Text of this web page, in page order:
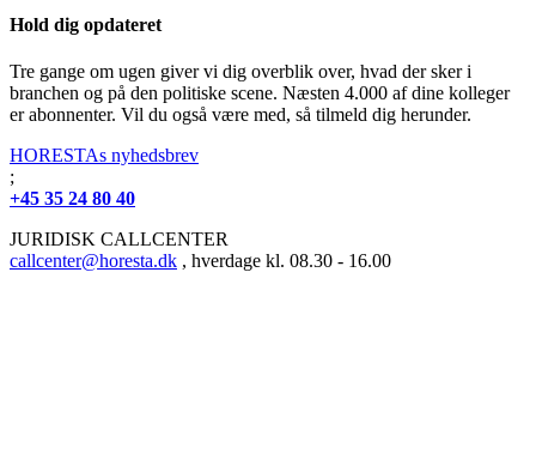
Hold dig opdateret
Tre gange om ugen giver vi dig overblik over, hvad der sker i
branchen og på den politiske scene. Næsten 4.000 af dine kolleger
er abonnenter. Vil du også være med, så tilmeld dig herunder.
HORESTAs nyhedsbrev
;
+45 35 24 80 40
JURIDISK CALLCENTER
callcenter@horesta.dk , hverdage kl. 08.30 - 16.00